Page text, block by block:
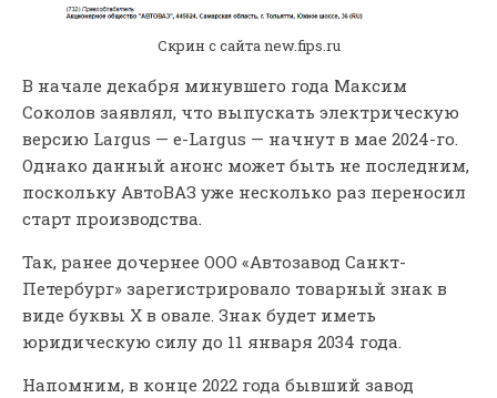
Скрин с сайта new.fips.ru
В начале декабря минувшего года Максим
Соколов заявлял, что выпускать электрическую
версию Largus — e-Largus — начнут в мае 2024-го.
Однако данный анонс может быть не последним,
поскольку АвтоВАЗ уже несколько раз переносил
старт производства.
Так, ранее дочернее ООО «Автозавод Санкт-
Петербург» зарегистрировало товарный знак в
виде буквы Х в овале. Знак будет иметь
юридическую силу до 11 января 2034 года.
Напомним, в конце 2022 года бывший завод